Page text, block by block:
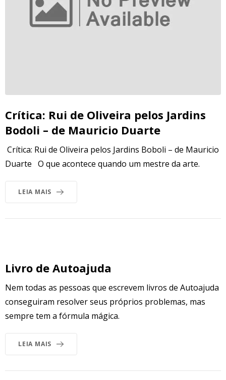
Crítica: Rui de Oliveira pelos Jardins
Bodoli – de Mauricio Duarte
Crítica: Rui de Oliveira pelos Jardins Boboli – de Mauricio
Duarte O que acontece quando um mestre da arte.
LEIA MAIS
Livro de Autoajuda
Nem todas as pessoas que escrevem livros de Autoajuda
conseguiram resolver seus próprios problemas, mas
sempre tem a fórmula mágica.
LEIA MAIS